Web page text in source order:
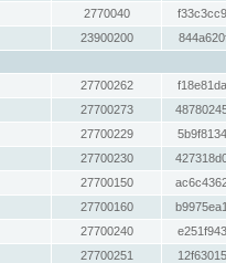
2770040
23900200
27700262
27700273
27700229
27700230
27700150
27700160
27700240
27700251